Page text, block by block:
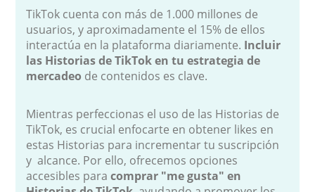
TikTok cuenta con más de 1.000 millones de
usuarios, y aproximadamente el 15% de ellos
interactúa en la plataforma diariamente. Incluir
las Historias de TikTok en tu estrategia de
mercadeo de contenidos es clave.
Mientras perfeccionas el uso de las Historias de
TikTok, es crucial enfocarte en obtener likes en
estas Historias para incrementar tu suscripción
y alcance. Por ello, ofrecemos opciones
accesibles paracomprar "me gusta" en